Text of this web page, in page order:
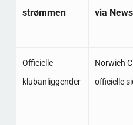
strømmen
via
Officielle
klubanliggender
Norwich
officielle